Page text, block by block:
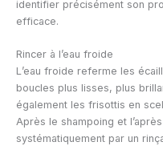
identifier précisément son
efficace.
Rincer à l’eau froide
L’eau froide referme les
boucles plus lisses, plus
également les frisottis en
Après le shampoing et
systématiquement par un